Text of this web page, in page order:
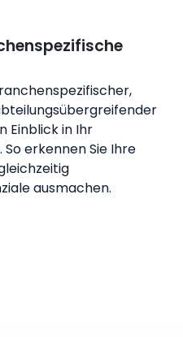
Einblick in Ihr
erkennen Sie Ihre
ausmachen.